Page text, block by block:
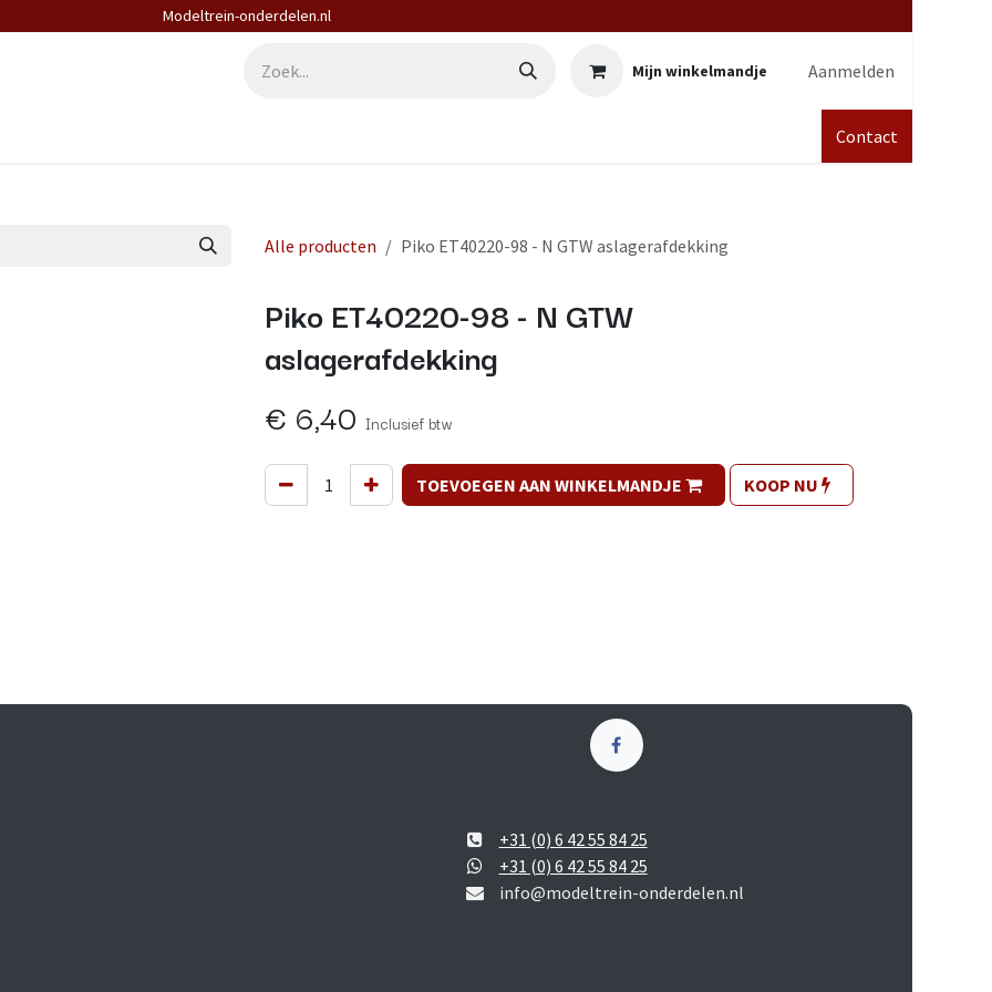
Modeltrein-onderdelen.nl
Mijn winkelmandje Aanmelden
Contact
Alle producten Piko ET40220-98 - N GTW aslagerafdekking
Piko ET40220-98 - N GTW
aslagerafdekking
€ 6,40 Inclusief btw
TOEVOEGEN AAN WINKELMANDJE KOOP NU
+31 (0) 6 42 55 84 25
+31 (0) 6 42 55 84 25
info@modeltrein-onderdelen.nl